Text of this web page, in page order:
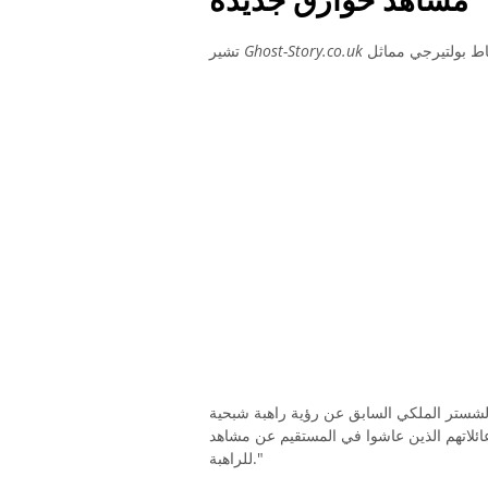
Ghost-Story.co.uk
الملكي السابق عن رؤية راهبة شبحية
وعائلاتهم الذين عاشوا في المستقيم عن مشاهد
للراهبة."